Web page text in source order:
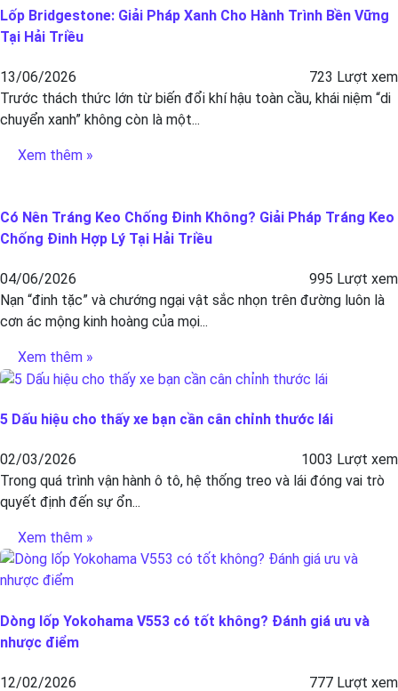
Lốp Bridgestone: Giải Pháp Xanh Cho Hành Trình Bền Vững
Tại Hải Triều
13/06/2026
723 Lượt xem
Trước thách thức lớn từ biến đổi khí hậu toàn cầu, khái niệm “di
chuyển xanh” không còn là một...
Xem thêm »
Có Nên Tráng Keo Chống Đinh Không? Giải Pháp Tráng Keo
Chống Đinh Hợp Lý Tại Hải Triều
04/06/2026
995 Lượt xem
Nạn “đinh tặc” và chướng ngại vật sắc nhọn trên đường luôn là
cơn ác mộng kinh hoàng của mọi...
Xem thêm »
5 Dấu hiệu cho thấy xe bạn cần cân chỉnh thước lái
02/03/2026
1003 Lượt xem
Trong quá trình vận hành ô tô, hệ thống treo và lái đóng vai trò
quyết định đến sự ổn...
Xem thêm »
Dòng lốp Yokohama V553 có tốt không? Đánh giá ưu và
nhược điểm
12/02/2026
777 Lượt xem